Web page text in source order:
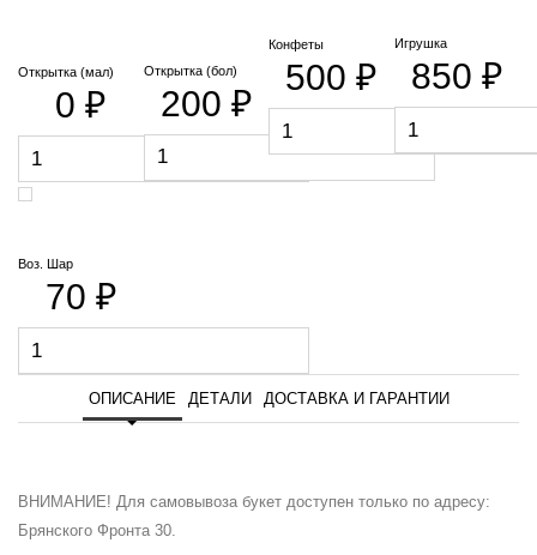
Открытка (мал)
0 ₽
Открытка (бол)
200 ₽
Конфеты
500 ₽
Игрушка
850 ₽
Воз. Шар
70 ₽
ОПИСАНИЕ ДЕТАЛИ ДОСТАВКА И ГАРАНТИИ
ВНИМАНИЕ! Для самовывоза букет доступен только по адресу:
Брянского Фронта 30.